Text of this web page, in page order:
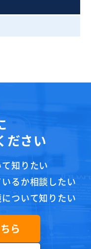
ださい
知りたい
るか相談したい
ついて知りたい
ら